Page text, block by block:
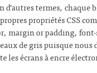
d’autres termes, chaque
propriétés CSS
margin or padding,
de gris puisque nous
les écrans à encre